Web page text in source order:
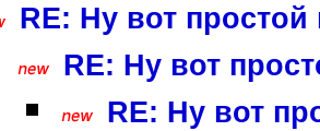
RE: Ну вот простой
RE: Ну вот
RE: Ну вот